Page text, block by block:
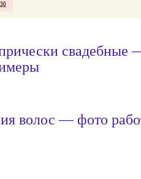
свадебные
волос — фото